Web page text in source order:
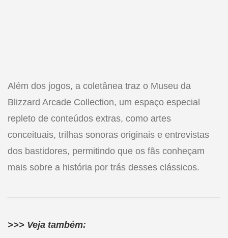
Além dos jogos, a coletânea traz o Museu da
Blizzard Arcade Collection, um espaço especial
repleto de conteúdos extras, como artes
conceituais, trilhas sonoras originais e entrevistas
dos bastidores, permitindo que os fãs conheçam
mais sobre a história por trás desses clássicos.
>>> Veja também: